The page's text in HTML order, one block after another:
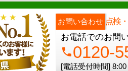
お問い合わせ 点検
お電話でのお問
phone0120-
[電話受付時間]
無料点検
電話での
phone